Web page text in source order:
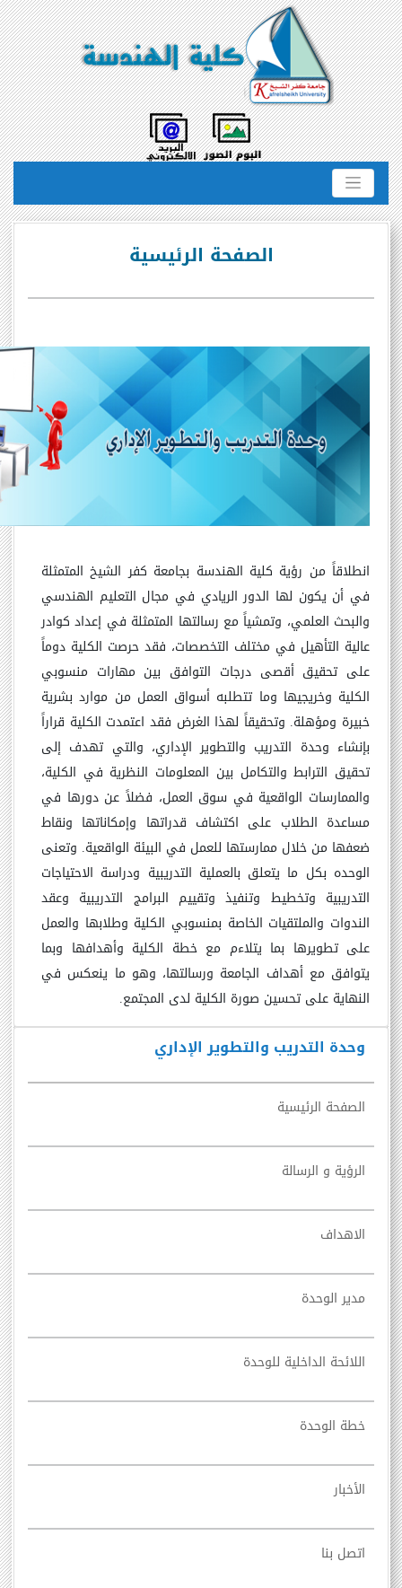
وحدة التدريب والتطوير الإداري
الصفحة الرئيسية
الرؤية و الرسالة
الاهداف
مدير الوحدة
اللائحة الداخلية للوحدة
خطة الوحدة
الأخبار
اتصل بنا
الصفحة الرئيسية
انطلاقاً من رؤية كلية الهندسة بجامعة كفر الشيخ المتمثلة
في أن يكون لها الدور الريادي في مجال التعليم الهندسي
والبحث العلمي، وتمشياً مع رسالتها المتمثلة في إعداد كوادر
عالية التأهيل في مختلف التخصصات، فقد حرصت الكلية دوماً
على تحقيق أقصى درجات التوافق بين مهارات منسوبي
الكلية وخريجيها وما تتطلبه أسواق العمل من موارد بشرية
خبيرة ومؤهلة. وتحقيقاً لهذا الغرض فقد اعتمدت الكلية قراراً
بإنشاء وحدة التدريب والتطوير الإداري، والتي تهدف إلى
تحقيق الترابط والتكامل بين المعلومات النظرية في الكلية،
والممارسات الواقعية في سوق العمل، فضلاً عن دورها في
مساعدة الطلاب على اكتشاف قدراتها وإمكاناتها ونقاط
ضعفها من خلال ممارستها للعمل في البيئة الواقعية. وتعنى
الوحده بكل ما يتعلق بالعملية التدريبية ودراسة الاحتياجات
التدريبية وتخطيط وتنفيذ وتقييم البرامج التدريبية وعقد
الندوات والملتقيات الخاصة بمنسوبي الكلية وطلابها والعمل
على تطويرها بما يتلاءم مع خطة الكلية وأهدافها وبما
يتوافق مع أهداف الجامعة ورسالتها، وهو ما ينعكس في
النهاية على تحسين صورة الكلية لدى المجتمع.